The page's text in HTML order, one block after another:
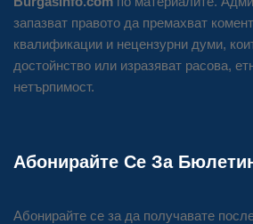
запазват правото да премахват
квалификации и нецензурни думи,
достойнство или изразяват расова,
нетърпимост.
Абонирайте Се За
Абонирайте се за да получавате